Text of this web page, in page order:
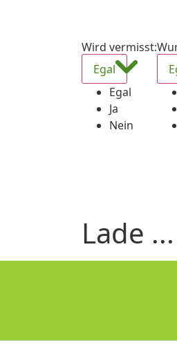
Wird vermisst:
Egal
Egal
Ja
Nein
Lade ...